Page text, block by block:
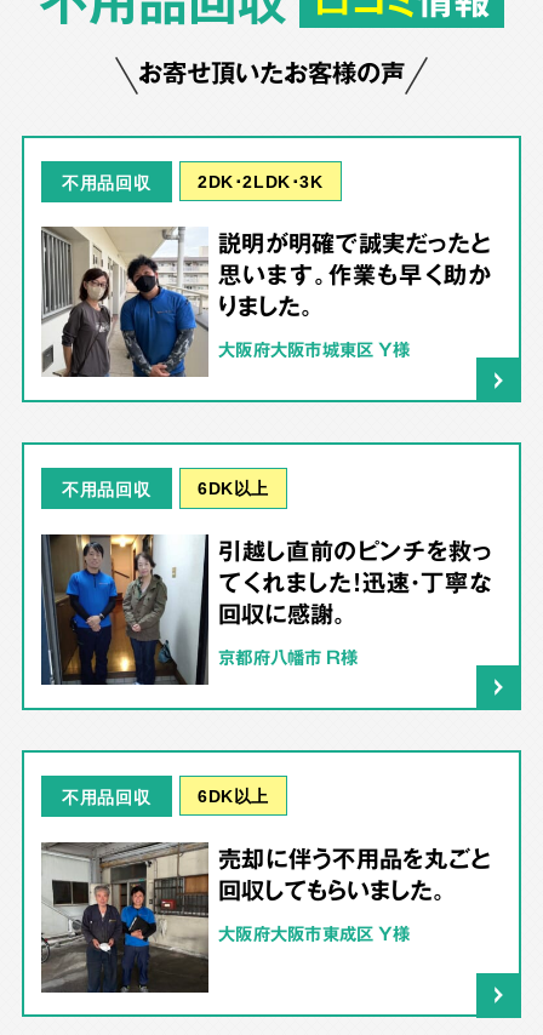
お寄せ頂いたお客様の声
不用品回収 2DK･2LDK･3K
説明が明確で誠実だったと
思います。作業も早く助か
りました。
大阪府大阪市城東区 Y様
不用品回収 6DK以上
引越し直前のピンチを救っ
てくれました！迅速・丁寧な
回収に感謝。
京都府八幡市 R様
不用品回収 6DK以上
売却に伴う不用品を丸ごと
回収してもらいました。
大阪府大阪市東成区 Y様